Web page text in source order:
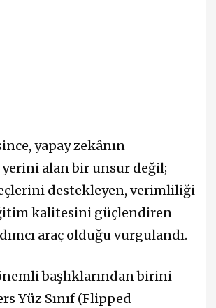
yapay zekânın
alan bir unsur değil;
destekleyen, verimliliği
kalitesini güçlendiren
araç olduğu vurgulandı.
başlıklarından birini
Yüz Sınıf (Flipped